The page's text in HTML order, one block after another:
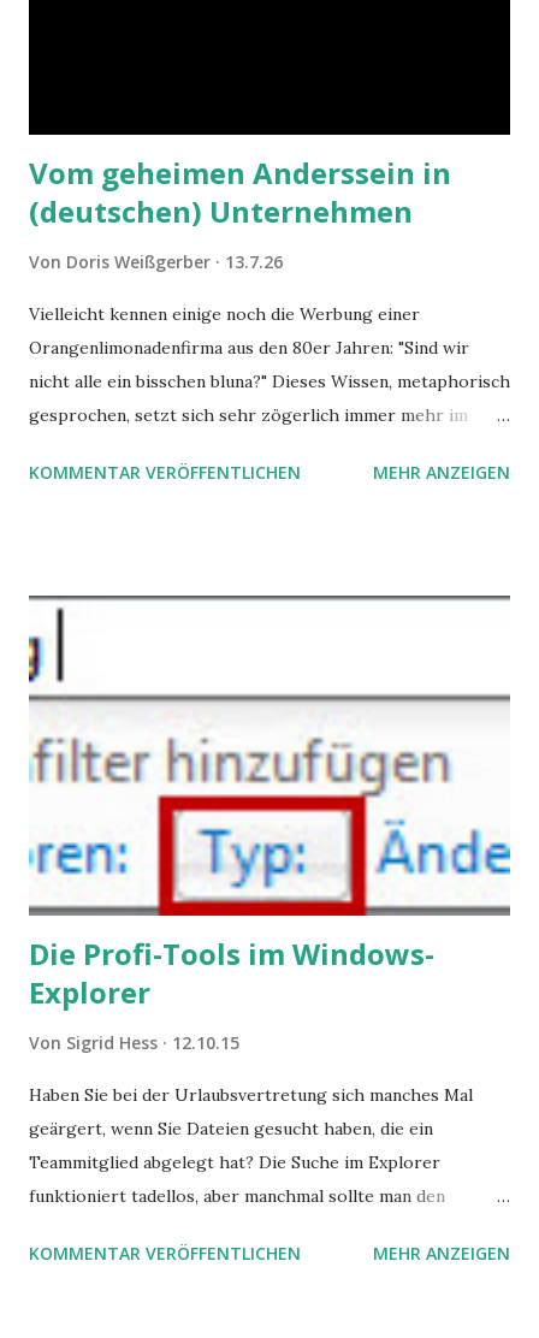
Vom geheimen Anderssein in
(deutschen) Unternehmen
Von Doris Weißgerber 13.7.26
Vielleicht kennen einige noch die Werbung einer
Orangenlimonadenfirma aus den 80er Jahren: "Sind wir
nicht alle ein bisschen bluna?" Dieses Wissen, metaphorisch
gesprochen, setzt sich sehr zögerlich immer mehr im
gleich. Im Arbeitskontext kann es zu nicht verstandenen
Angstzuständen ihrer Mitglieder. Dafür könnte es Gründe
geben, die weitgehend noch im Dunkeln zu liegen scheinen.
KOMMENTAR VERÖFFENTLICHEN MEHR ANZEIGEN
Die Profi-Tools im Windows-
Explorer
Von Sigrid Hess 12.10.15
Haben Sie bei der Urlaubsvertretung sich manches Mal
geärgert, wenn Sie Dateien gesucht haben, die ein
Teammitglied abgelegt hat? Die Suche im Explorer
funktioniert tadellos, aber manchmal sollte man den
mit UND oder ODER oder NICHT... Das geht so einfach,
KOMMENTAR VERÖFFENTLICHEN MEHR ANZEIGEN